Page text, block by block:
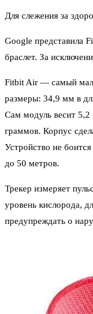
Для слежения за
Google представила
браслет. За
Fitbit Air — самый
размеры: 34,9 мм в
Сам модуль весит
граммов. Корпус
Устройство не
до 50 метров.
Трекер измеряет
уровень кислорода,
предупреждать о